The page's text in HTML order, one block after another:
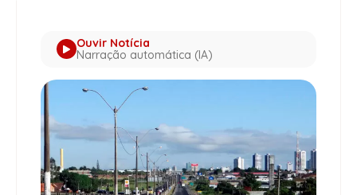
Ouvir Notícia
Narração automática (IA)